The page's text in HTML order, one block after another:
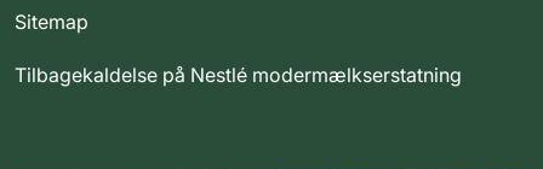
Sitemap
Tilbagekaldelse på Nestlé modermælkserstatning